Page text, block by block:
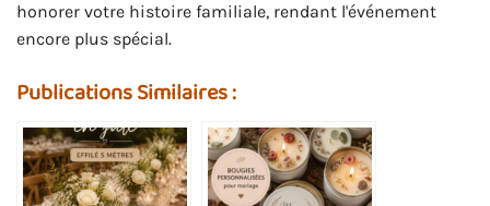
honorer votre histoire familiale, rendant l'événement
encore plus spécial.
Publications Similaires :